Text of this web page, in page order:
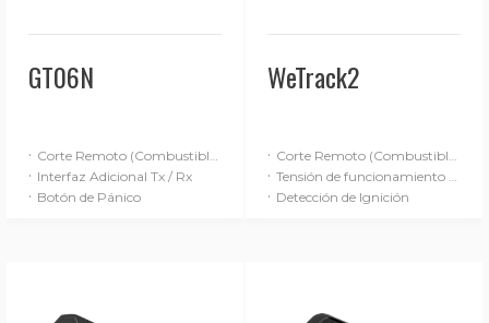
GT06N
· Corte Remoto (Combustible / Alimentación)
· Interfaz Adicional Tx / Rx
· Botón de Pánico
WeTrack2
· Corte Remoto (Combustible / Alimentación)
· Tensión de funcionamiento de 9-90 V
· Detección de Ignición